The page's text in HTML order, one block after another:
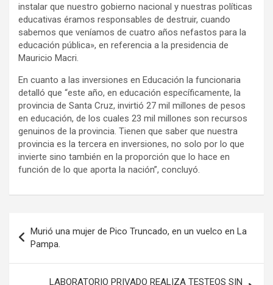
instalar que nuestro gobierno nacional y nuestras políticas
educativas éramos responsables de destruir, cuando
sabemos que veníamos de cuatro años nefastos para la
educación pública», en referencia a la presidencia de
Mauricio Macri.
En cuanto a las inversiones en Educación la funcionaria
detalló que “este año, en educación específicamente, la
provincia de Santa Cruz, invirtió 27 mil millones de pesos
en educación, de los cuales 23 mil millones son recursos
genuinos de la provincia. Tienen que saber que nuestra
provincia es la tercera en inversiones, no solo por lo que
invierte sino también en la proporción que lo hace en
función de lo que aporta la nación”, concluyó.
de
entradas
Murió una mujer de Pico Truncado, en un vuelco en La
Pampa.
LABORATORIO PRIVADO REALIZA TESTEOS SIN